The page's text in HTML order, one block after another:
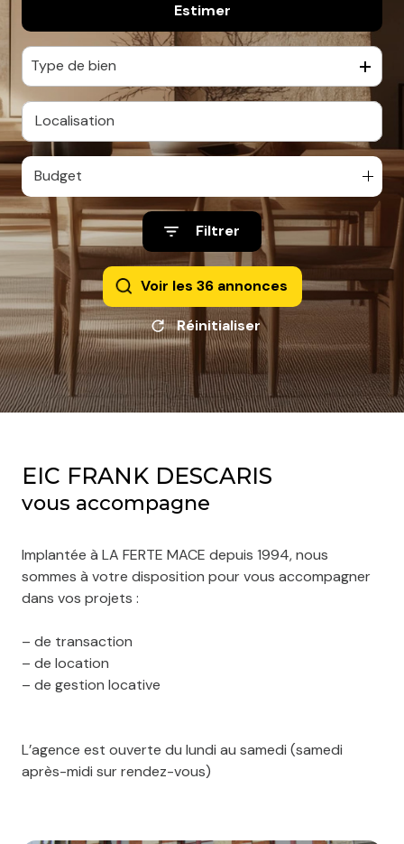
De l'immo pro
Estimer
Type de bien
Budget
Filtrer
Voir les 36annonces
Réinitialiser
EIC FRANK DESCARIS
vous accompagne
Implantée à LA FERTE MACE depuis 1994, nous
sommes à votre disposition pour vous accompagner
dans vos projets :
– de transaction
– de location
– de gestion locative
L’agence est ouverte du lundi au samedi (samedi
après-midi sur rendez-vous)